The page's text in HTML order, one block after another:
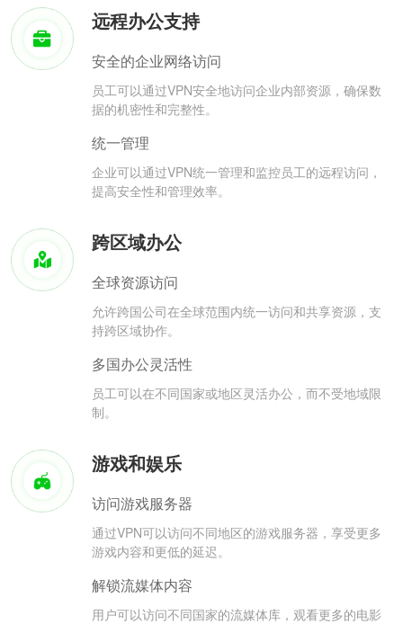
远程办公支持
安全的企业网络访问
员工可以通过VPN安全地访问企业内部资源，确保数
据的机密性和完整性。
统一管理
企业可以通过VPN统一管理和监控员工的远程访问，
提高安全性和管理效率。
跨区域办公
全球资源访问
允许跨国公司在全球范围内统一访问和共享资源，支
持跨区域协作。
多国办公灵活性
员工可以在不同国家或地区灵活办公，而不受地域限
制。
游戏和娱乐
访问游戏服务器
通过VPN可以访问不同地区的游戏服务器，享受更多
游戏内容和更低的延迟。
解锁流媒体内容
用户可以访问不同国家的流媒体库，观看更多的电影